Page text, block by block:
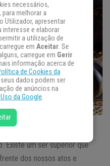
todos nós podemos e
Existe um ser superior que
dos nossos atos e
necessários,
melhorar a
Utilizador, apresentar
interesse e elaborar
a utilização de
em Aceitar. Se
carregue em Gerir
informação acerca de
de Cookies da
dados podem ser
de anúncios na
da Google.